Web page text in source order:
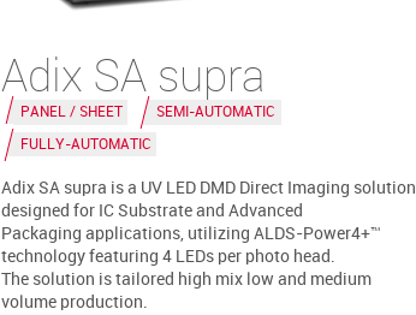
Adix SA supra
PANEL / SHEET
SEMI-AUTOMATIC
FULLY-AUTOMATIC
Adix SA supra is a UV LED DMD Direct Imaging solution
designed for IC Substrate and Advanced
Packaging applications, utilizing ALDS-Power4+™
technology featuring 4 LEDs per photo head.
The solution is tailored high mix low and medium
volume production.